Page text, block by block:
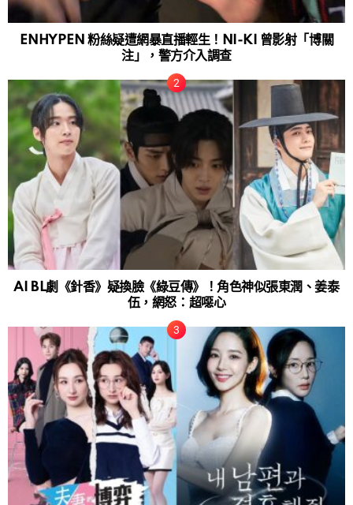
ENHYPEN 粉絲疑遭網暴直播輕生！NI-KI 曾影射「博關
注」，警方介入調查
AI BL劇《針香》疑換臉《綠豆傳》！角色神似張東潤、姜泰
伍，網怒：超噁心